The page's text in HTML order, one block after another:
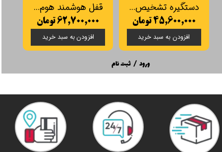
قفل هوشمند هوم لاک مدل F350
۶۲,۷۰۰,۰۰۰ تومان
افزودن به سبد خرید
دستگیره تشخیص چهره Smart Pass مدل Moderna
۴۵,۶۰۰,۰۰۰ تومان
افزودن به سبد خرید
ورود / ثبت نام